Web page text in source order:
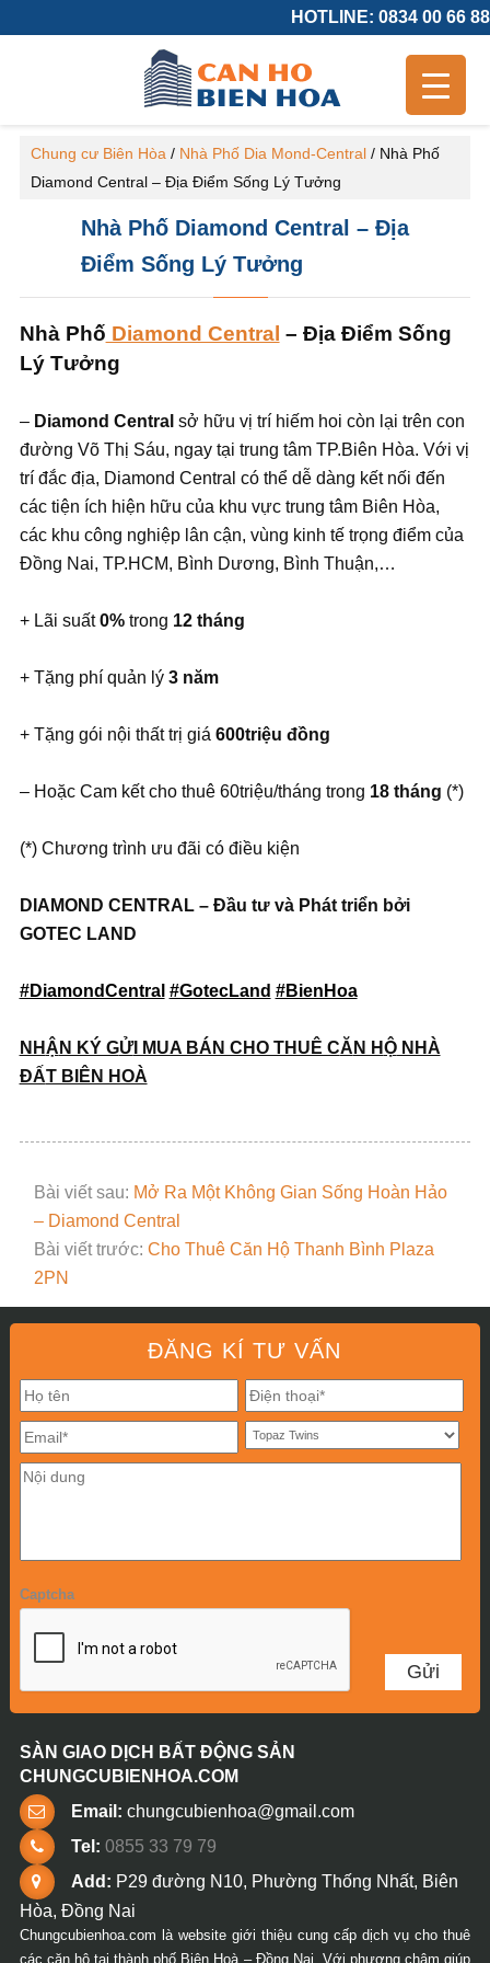
HOTLINE: 0834 00 66 88
Chung cư Biên Hòa / Nhà Phố Dia Mond-Central/ Nhà Phố
Diamond Central – Địa Điểm Sống Lý Tưởng
Nhà Phố Diamond Central – Địa
Điểm Sống Lý Tưởng
Nhà Phố Diamond Central – Địa Điểm Sống
Lý Tưởng
– Diamond Central sở hữu vị trí hiếm hoi còn lại trên con
đường Võ Thị Sáu, ngay tại trung tâm TP.Biên Hòa. Với vị
trí đắc địa, Diamond Central có thể dễ dàng kết nối đến
các tiện ích hiện hữu của khu vực trung tâm Biên Hòa,
các khu công nghiệp lân cận, vùng kinh tế trọng điểm của
Đồng Nai, TP.HCM, Bình Dương, Bình Thuận,…
+ Lãi suất0%trong 12 tháng
+ Tặng phí quản lý 3 năm
+ Tặng gói nội thất trị giá 600triệu đồng
– Hoặc Cam kết cho thuê 60triệu/tháng trong 18 tháng (*)
(*) Chương trình ưu đãi có điều kiện
DIAMOND CENTRAL – Đầu tưvà Phát triển bởi
GOTEC LAND
#DiamondCentral #GotecLand #BienHoa
NHẬ N KÝ GỬI MUA BÁN CHO THUÊ CĂ N HỘNHÀ
ĐẤT BIÊN HOÀ
Bài viết sau: Mở Ra Một Không Gian Sống Hoàn Hảo
– Diamond Central
Bài viết trước: Cho Thuê Căn Hộ Thanh Bình Plaza
2PN
ĐĂNG KÍ TƯ VẤN
Captcha
SÀN GIAO DỊCH BẤT ĐỘNG SẢN
CHUNGCUBIENHOA.COM
Email: chungcubienhoa@gmail.com
Tel: 0855 33 79 79
Add: P29 đường N10, Phường Thống Nhất, Biên
Hòa, Đồng Nai
Chungcubienhoa.com là website giới thiệu cung cấp dịch vụ cho thuê
các căn hộ tại thành phố Biên Hoà – Đồng Nai. Với phương châm giúp